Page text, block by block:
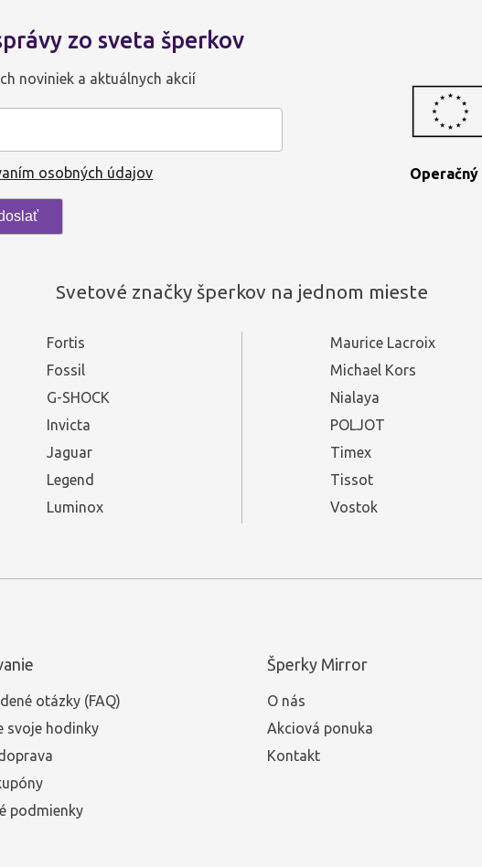
zo sveta šperkov
noviniek a aktuálnych akcií
osobných údajov
Svetové značky šperkov na jednom mieste
Fortis
Fossil
G-SHOCK
Invicta
Jaguar
Legend
Luminox
Maurice Lacroix
Michael Kors
Nialaya
POLJOT
Timex
Tissot
Vostok
otázky (FAQ)
svoje hodinky
podmienky
Šperky Mirror
O nás
Akciová ponuka
Kontakt